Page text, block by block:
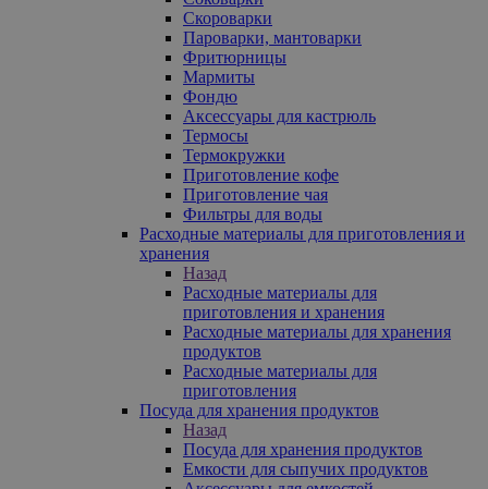
Скороварки
Пароварки, мантоварки
Фритюрницы
Мармиты
Фондю
Аксессуары для кастрюль
Термосы
Термокружки
Приготовление кофе
Приготовление чая
Фильтры для воды
Расходные материалы для приготовления и
хранения
Назад
Расходные материалы для
приготовления и хранения
Расходные материалы для хранения
продуктов
Расходные материалы для
приготовления
Посуда для хранения продуктов
Назад
Посуда для хранения продуктов
Емкости для сыпучих продуктов